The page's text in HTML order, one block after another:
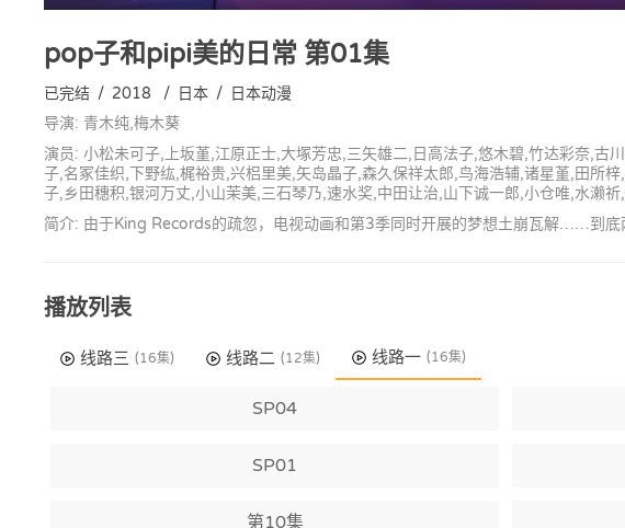
pop子和pipi美的日常 第01集
已完结 / 2018 / 日本 / 日本动漫
导演: 青木纯,梅木葵
演员: 小松未可子,上坂堇,江原正士,大塚芳忠,三矢雄二,日高法子,悠木碧,竹达彩奈,
子,名冢佳织,下野纮,梶裕贵,兴梠里美,矢岛晶子,森久保祥太郎,鸟海浩辅,诸星堇,田所
子,乡田穗积,银河万丈,小山茉美,三石琴乃,速水奖,中田让治,山下诚一郎,小仓唯,水濑祈
简介: 由于King Records的疏忽，电视动画和第3季同时开展的梦想土崩瓦解……到
播放列表
线路三 (16集) 线路二 (12集) 线路一 (16集)
SP04
SP01
第10集